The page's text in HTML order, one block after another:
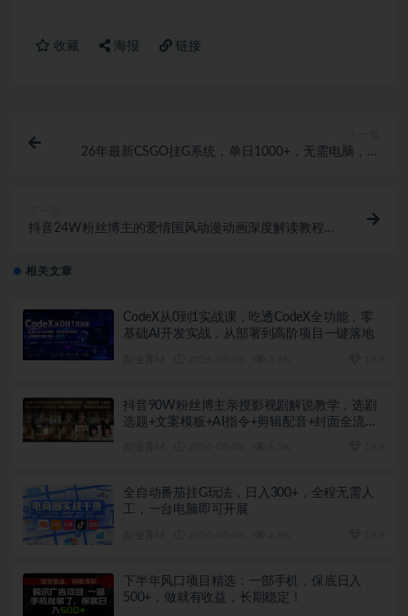
收藏 海报 链接
26年最新CSGO挂G系统，单日1000+，无需电脑，无
抖音24W粉丝博主的爱情国风动漫动画深度解读教程，
相关文章
CodeX从0到1实战课，吃透CodeX全功能，零
基础AI开发实战，从部署到高阶项目一键落地
抖音90W粉丝博主亲授影视剧解说教学，选剧
选题+文案模板+AI指令+剪辑配音+封面全流程
全自动番茄挂G玩法，日入300+，全程无需人
工，一台电脑即可开展
下半年风口项目精选：一部手机，保底日入
500+，做就有收益，长期稳定！